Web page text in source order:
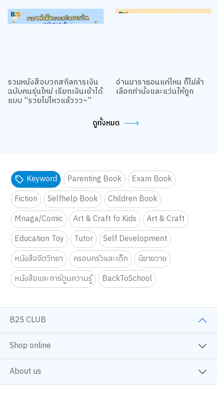
รวมหนังสือบวกสกิลการเงิน
ฉบับคนรุ่นใหม่ เรียกเงินเข้าได้
แบบ “รวยไม่ไหวแล้ววว~”
อ่านมาราธอนแค่ไหน ก็ไม่ล้า
เลือกท่านั่งและแว่นให้ถูก
ดูทั้งหมด
Keyword Parenting Book
Exam Book
Fiction
Selfhelp Book
Children Book
Mnaga/Comic
Art & Craft fo Kids
Art & Craft
Education Toy
Tutor
Self Development
หนังสือจิตวิทยา
ครอบครัวและเด็ก
นิยายวาย
หนังสือและการ์ตูนความรู้
BackToSchool
B2S CLUB
Shop online
About us